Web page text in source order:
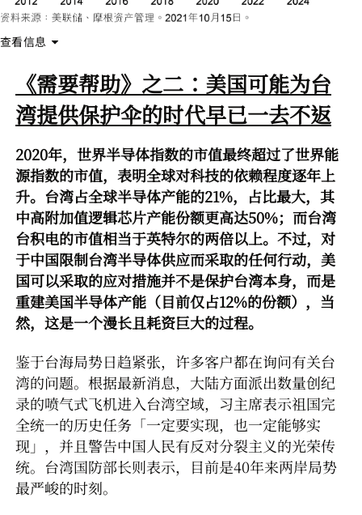
查看信息
《需要帮助》之二：美国可能为台
湾提供保护伞的时代早已一去不返
2020年，世界半导体指数的市值最终超过了世界能
源指数的市值，表明全球对科技的依赖程度逐年上
升。台湾占全球半导体产能的21%，占比最大，其
中高附加值逻辑芯片产能份额更高达50%；而台湾
台积电的市值相当于英特尔的两倍以上。不过，对
于中国限制台湾半导体供应而采取的任何行动，美
国可以采取的应对措施并不是保护台湾本身，而是
重建美国半导体产能（目前仅占12%的份额），当
然，这是一个漫长且耗资巨大的过程。
鉴于台海局势日趋紧张，许多客户都在询问有关台
湾的问题。根据最新消息，大陆方面派出数量创纪
录的喷气式飞机进入台湾空域，习主席表示祖国完
全统一的历史任务「一定要实现，也一定能够实
现」，并且警告中国人民有反对分裂主义的光荣传
统。台湾国防部长则表示，目前是40年来两岸局势
最严峻的时刻。